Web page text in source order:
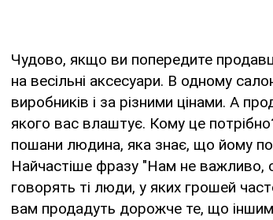
Чудово, якщо ви попередите
на весільні аксесуари. В одному
виробників і за різними цінами. А
якого вас влаштує. Кому це
пошани людина, яка знає, що йому
Найчастіше фразу "Нам не важливо,
говорять ті люди, у яких грошей
вам продадуть дорожче те, що